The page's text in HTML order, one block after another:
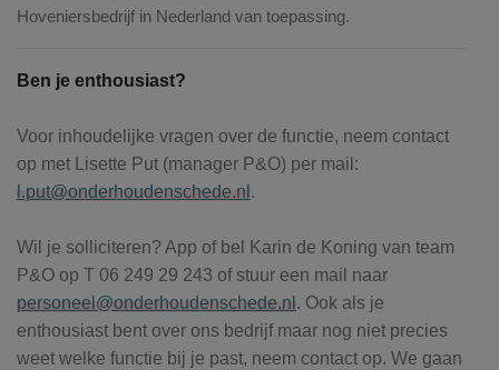
Hoveniersbedrijf in Nederland van toepassing.
Ben je enthousiast?
Voor inhoudelijke vragen over de functie, neem contact
op met Lisette Put (manager P&O) per mail:
l.put@onderhoudenschede.nl .
Wil je solliciteren? App of bel Karin de Koning van team
P&O op T 06 249 29 243 of stuur een mail naar
personeel@onderhoudenschede.nl . Ook als je
enthousiast bent over ons bedrijf maar nog niet precies
weet welke functie bij je past, neem contact op. We gaan